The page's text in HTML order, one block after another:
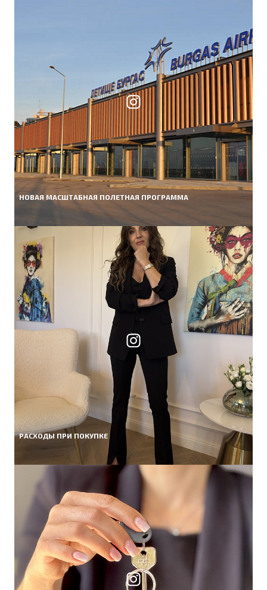
НОВАЯ МАСШТАБНАЯ ПОЛЕТНАЯ ПРОГРАММА
РАСХОДЫ ПРИ ПОКУПКЕ